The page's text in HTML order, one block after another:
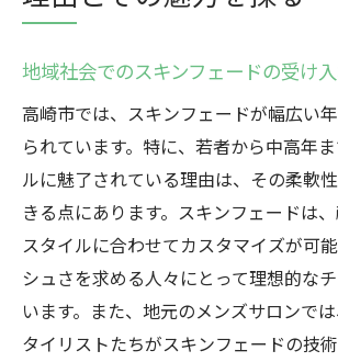
スキンフェードが流行する背
高崎市でのスキンフェードス
と進化
スキンフェードで変わるメンズス
のトレンド
最新のスキンフェードスタイ
性
高崎市で人気のフェードの高
地域社会でのスキンフェードの受け
高崎市では、スキンフェードが幅広い
られています。特に、若者から中高年
ルに魅了されている理由は、その柔軟
きる点にあります。スキンフェードは
スタイルに合わせてカスタマイズが可
シュさを求める人々にとって理想的な
います。また、地元のメンズサロンで
タイリストたちがスキンフェードの技